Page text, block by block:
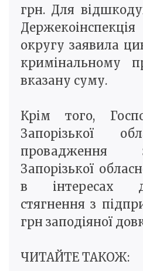
грн. Для
округу заявила
кримінальному
вказану суму.
Крім того,
Запорізької
провадження
Запорізької
в інтересах
стягнення з
грн заподіяної
ЧИТАЙТЕ ТАКОЖ: